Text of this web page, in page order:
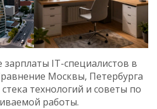
IT-специалистов в
Москвы, Петербурга
технологий и советы по
работы.